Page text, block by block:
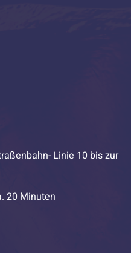
Linie 10 bis zur
20 Minuten